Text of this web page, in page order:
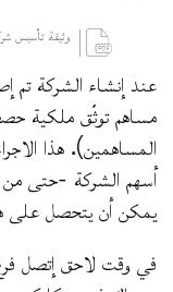
وثيقة تأسيس
عند إنشاء الشركة تم
مساهم توثّق ملكية
المساهمين). هذا
أسهم الشركة -حتى من
يمكن أن يتحصل على
في وقت لاحق إتصل